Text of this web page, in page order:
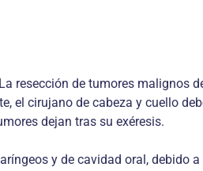
resección de tumores malignos
el cirujano de cabeza y cuello
dejan tras su exéresis.
y de cavidad oral, debido a